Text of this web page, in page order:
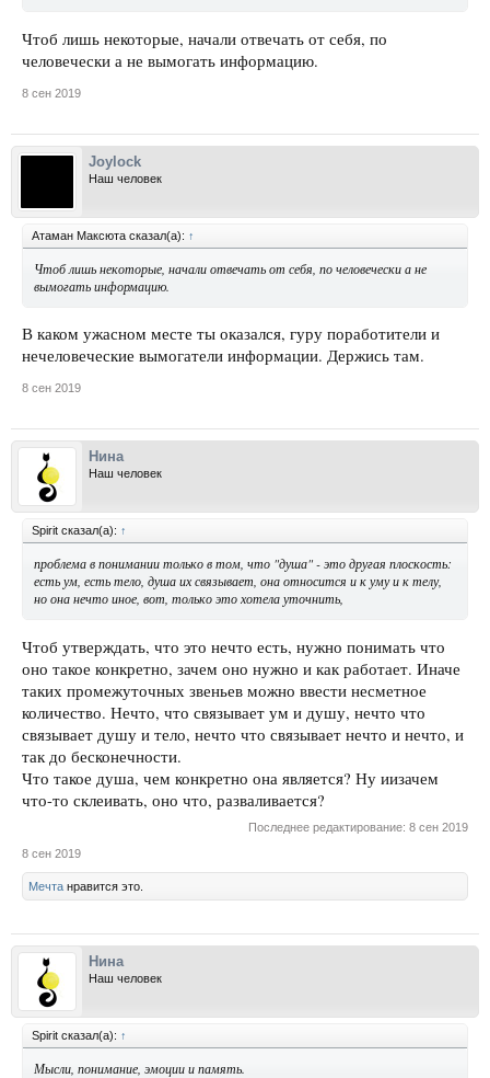
Чтоб лишь некоторые, начали отвечать от себя, по
человечески а не вымогать информацию.
8 сен 2019
Joylock
Наш человек
Атаман Максюта сказал(а): ↑
Чтоб лишь некоторые, начали отвечать от себя, по человечески а не
вымогать информацию.
В каком ужасном месте ты оказался, гуру поработители и
нечеловеческие вымогатели информации. Держись там.
8 сен 2019
Нина
Наш человек
Spirit сказал(а): ↑
проблема в понимании только в том, что "душа" - это другая плоскость:
есть ум, есть тело, душа их связывает, она относится и к уму и к телу,
но она нечто иное, вот, только это хотела уточнить,
Чтоб утверждать, что это нечто есть, нужно понимать что
оно такое конкретно, зачем оно нужно и как работает. Иначе
таких промежуточных звеньев можно ввести несметное
количество. Нечто, что связывает ум и душу, нечто что
связывает душу и тело, нечто что связывает нечто и нечто, и
так до бесконечности.
Что такое душа, чем конкретно она является? Ну иизачем
что-то склеивать, оно что, разваливается?
Последнее редактирование: 8 сен 2019
8 сен 2019
Мечта нравится это.
Нина
Наш человек
Spirit сказал(а): ↑
Мысли, понимание, эмоции и память.